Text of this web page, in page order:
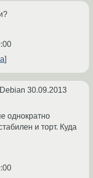
30.09.2013
однократно
и торт. Куда